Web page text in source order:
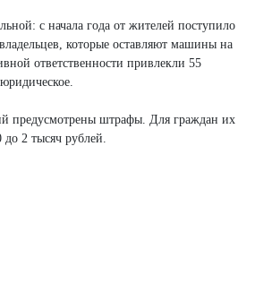
с начала года от жителей поступило
которые оставляют машины на
ответственности привлекли 55
предусмотрены штрафы. Для граждан их
до 2 тысяч рублей.